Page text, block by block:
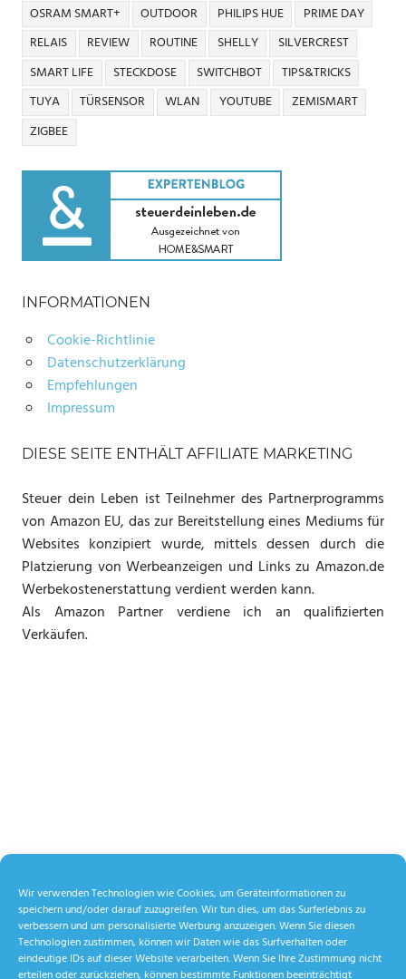
Wir verwenden Technologien wie Cookies, um Geräteinformationen zu
speichern und/oder darauf zuzugreifen. Wir tun dies, um das Surferlebnis zu
verbessern und um personalisierte Werbung anzuzeigen. Wenn Sie diesen
Technologien zustimmen, können wir Daten wie das Surfverhalten oder
eindeutige IDs auf dieser Website verarbeiten. Wenn Sie Ihre Zustimmung nicht
erteilen oder zurückziehen, können bestimmte Funktionen beeinträchtigt
OSRAM SMART+
OUTDOOR PHILIPS HUE
PRIME DAY
RELAIS
REVIEW ROUTINE SHELLY
SILVERCREST
SMART LIFE
STECKDOSE SWITCHBOT
TIPS&TRICKS
TUYA
TÜRSENSOR WLAN YOUTUBE
ZEMISMART
ZIGBEE
INFORMATIONEN
Cookie-Richtlinie
Datenschutzerklärung
Empfehlungen
Impressum
DIESE SEITE ENTHÄLT AFFILIATE MARKETING
Steuer dein Leben ist Teilnehmer des Partnerprogramms
von Amazon EU, das zur Bereitstellung eines Mediums für
Websites konzipiert wurde, mittels dessen durch die
Platzierung von Werbeanzeigen und Links zu Amazon.de
Werbekostenerstattung verdient werden kann.
Als Amazon Partner verdiene ich an qualifizierten
Verkäufen.